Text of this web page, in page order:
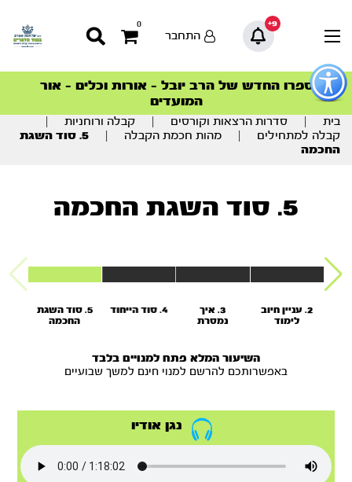
כפתור
לפתיחת
תפריט
9+
0
התחבר
סדרות הפודקאסטים
הסדרה המובילה החודש – דרך המלך
ספרו החדש של הרב יובל – אורות וכלים – אור
המועדים
הצטרפו למהפכת הבריאות הטבעית >
סדרות הפודקאסטים
הסדרה המובילה החודש – דרך המלך
תוכן
מרכזי
בית סדרות הרצאות וקורסים קבלה ורוחניות
קבלה למתחילים
מהות חכמת הקבלה
5. סוד השגת
החכמה
5. סוד השגת החכמה
2. עניין חיוב
לימוד
3. איך
נמסרת
4. סוד הייחוד
5. סוד השגת
החכמה
השיעור המלא פתח למנויים בלבד
באפשרותכם להרשם למנוי חינם למשך שבועיים
נגן אודיו